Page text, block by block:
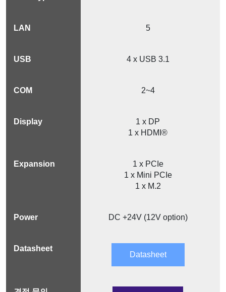
5
4 x USB 3.1
2~4
1 x DP
1 x HDMI®
1 x PCIe
1 x Mini PCIe
1 x M.2
DC +24V (12V option)
Datasheet